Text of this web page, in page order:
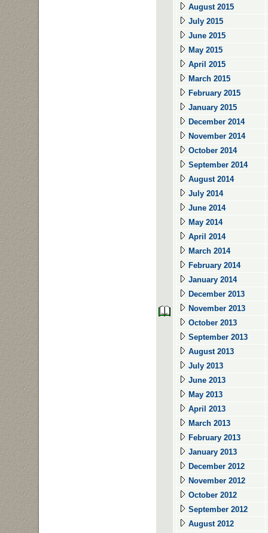
August 2015
July 2015
June 2015
May 2015
April 2015
March 2015
February 2015
January 2015
December 2014
November 2014
October 2014
September 2014
August 2014
July 2014
June 2014
May 2014
April 2014
March 2014
February 2014
January 2014
December 2013
November 2013
October 2013
September 2013
August 2013
July 2013
June 2013
May 2013
April 2013
March 2013
February 2013
January 2013
December 2012
November 2012
October 2012
September 2012
August 2012